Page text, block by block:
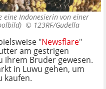
eine Indonesierin von einer
© 123RF/Gudella
"Newsflare"
am gestrigen
ihrem Bruder gewesen.
in Luwu gehen, um
kaufen.